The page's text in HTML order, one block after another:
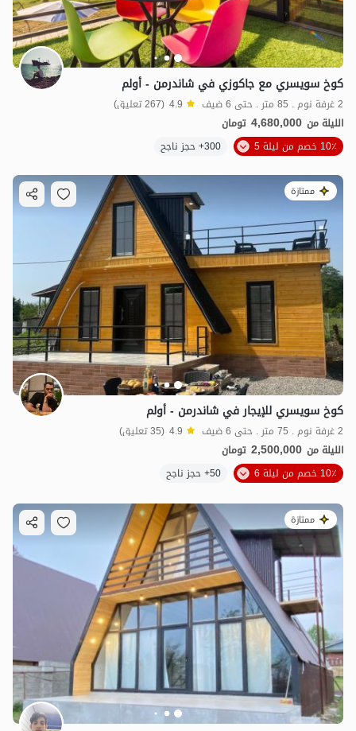
كوخ سويسري مع جاكوزي في شاندرمن - أولم
2 غرفة نوم . 85 متر . حتى 6 ضيف 4.9 (267 تعليق)
الليلة من 4,680,000 تومان
10٪ خصم من ليلة 5
300+ حجز ناجح
ممتازة
كوخ سويسري للإيجار في شاندرمن - أولم
2 غرفة نوم . 75 متر . حتى 6 ضيف 4.9 (35 تعليق)
الليلة من 2,500,000 تومان
10٪ خصم من ليلة 6
50+ حجز ناجح
ممتازة